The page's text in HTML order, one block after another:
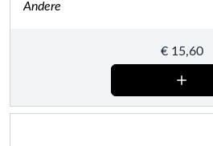
Andere
€15,60